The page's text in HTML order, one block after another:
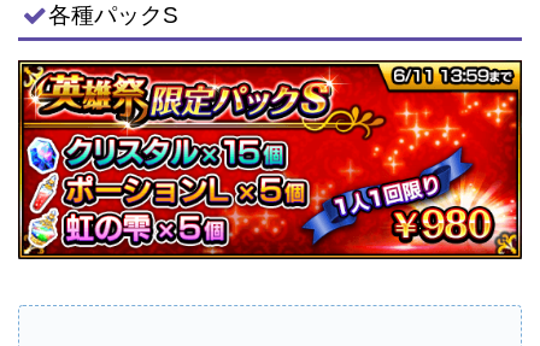
各種パックS